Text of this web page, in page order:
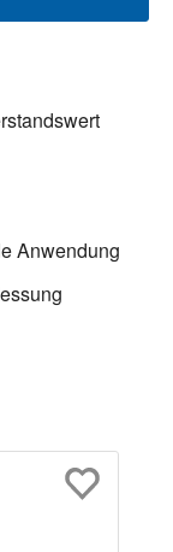
Anwendung